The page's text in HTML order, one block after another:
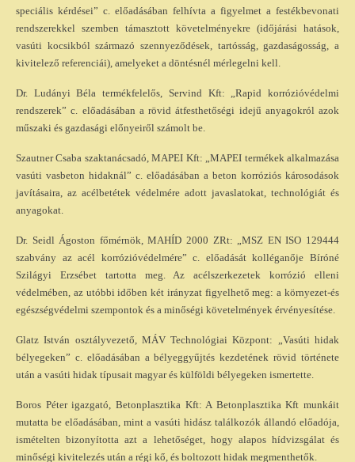
speciális kérdései” c. előadásában felhívta a figyelmet a festékbevonati
rendszerekkel szemben támasztott követelményekre (időjárási hatások,
vasúti kocsikból származó szennyeződések, tartósság, gazdaságosság, a
kivitelező referenciái), amelyeket a döntésnél mérlegelni kell.
Dr. Ludányi Béla termékfelelős, Servind Kft: „Rapid korrózióvédelmi
rendszerek” c. előadásában a rövid átfesthetőségi idejű anyagokról azok
műszaki és gazdasági előnyeiről számolt be.
Szautner Csaba szaktanácsadó, MAPEI Kft: „MAPEI termékek alkalmazása
vasúti vasbeton hidaknál” c. előadásában a beton korróziós károsodások
javításaira, az acélbetétek védelmére adott javaslatokat, technológiát és
anyagokat.
Dr. Seidl Ágoston főmérnök, MAHÍD 2000 ZRt: „MSZ EN ISO 129444
szabvány az acél korrózióvédelmére” c. előadását kolléganője Bíróné
Szilágyi Erzsébet tartotta meg. Az acélszerkezetek korrózió elleni
védelmében, az utóbbi időben két irányzat figyelhető meg: a környezet-és
egészségvédelmi szempontok és a minőségi követelmények érvényesítése.
Glatz István osztályvezető, MÁV Technológiai Központ: „Vasúti hidak
bélyegeken” c. előadásában a bélyeggyűjtés kezdetének rövid története
után a vasúti hidak típusait magyar és külföldi bélyegeken ismertette.
Boros Péter igazgató, Betonplasztika Kft: A Betonplasztika Kft munkáit
mutatta be előadásában, mint a vasúti hidász találkozók állandó előadója,
ismételten bizonyította azt a lehetőséget, hogy alapos hídvizsgálat és
minőségi kivitelezés után a régi kő, és boltozott hidak megmenthetők.